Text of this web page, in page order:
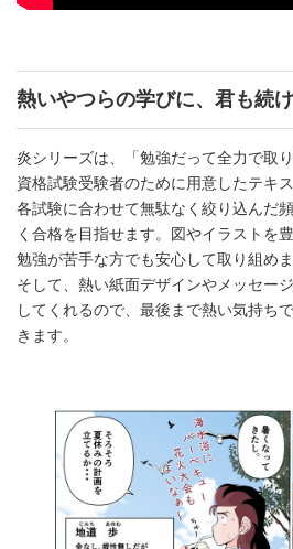
熱いやつらの学びに、君も続け
炎シリーズは、「勉強だって全力で取
資格試験受験者のために用意したテキ
各試験に合わせて無駄なく絞り込んだ
く合格を目指せます。図やイラストを
勉強が苦手な方でも安心して取り組めま
そして、熱い紙面デザインやメッセー
してくれるので、最後まで熱い気持ち
きます。